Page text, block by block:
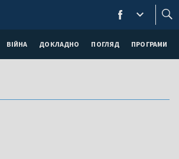
ВІЙНА ДОКЛАДНО ПОГЛЯД ПРОГРАМИ